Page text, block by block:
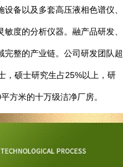
备以及多套高压液相色谱仪、
度的分析仪器。融产品研发、
完整的产业链。公司研发团队超
，硕士研究生占25%以上，研
平方米的十万级洁净厂房。